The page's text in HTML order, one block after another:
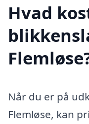
Hvad
Når du er på
Flemløse, kan